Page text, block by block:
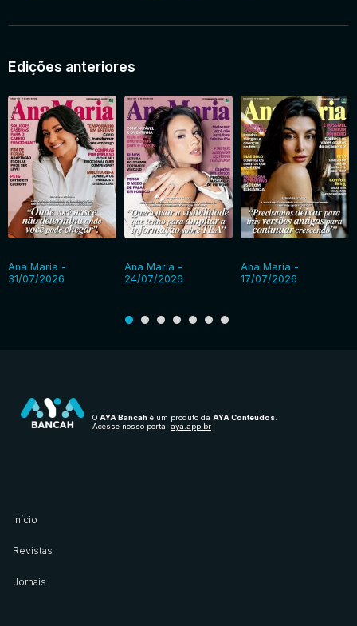
Edições anteriores
Ana Maria -
31/07/2026
Ana Maria -
24/07/2026
Ana Maria -
17/07/2026
O AYA Bancah é um produto da AYA Conteúdos
Acesse nosso portal aya.app.br
Início
Revistas
Jornais